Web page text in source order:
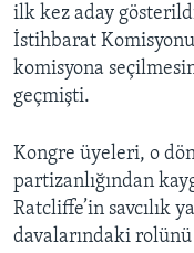
ilk kez aday
İstihbarat
komisyona
geçmişti.
Kongre üyeleri, o
partizanlığından
Ratcliffe’in savcılık
davalarındaki rolünü